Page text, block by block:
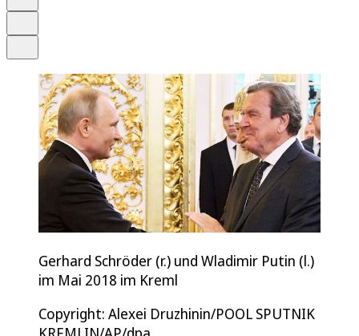
Gerhard Schröder (r.) und Wladimir Putin (l.)
im Mai 2018 im Kreml
Copyright: Alexei Druzhinin/POOL SPUTNIK